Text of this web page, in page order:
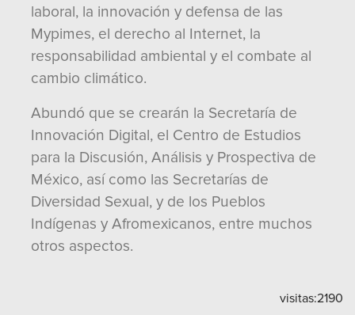
laboral, la innovación y defensa de las
Mypimes, el derecho al Internet, la
responsabilidad ambiental y el combate al
cambio climático.
Abundó que se crearán la Secretaría de
Innovación Digital, el Centro de Estudios
para la Discusión, Análisis y Prospectiva de
México, así como las Secretarías de
Diversidad Sexual, y de los Pueblos
Indígenas y Afromexicanos, entre muchos
otros aspectos.
visitas:2190